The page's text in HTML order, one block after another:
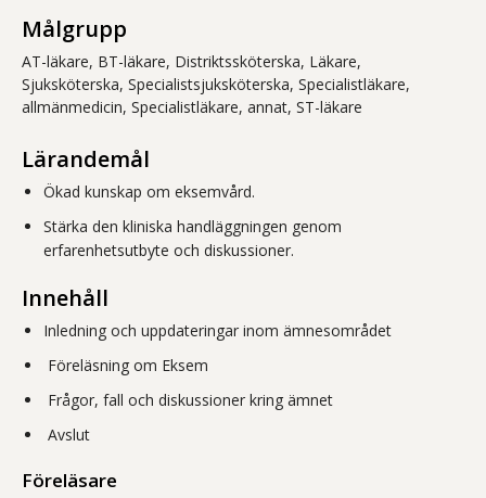
Målgrupp
AT-läkare, BT-läkare, Distriktssköterska, Läkare,
Sjuksköterska, Specialistsjuksköterska, Specialistläkare,
allmänmedicin, Specialistläkare, annat, ST-läkare
Lärandemål
Ökad kunskap om eksemvård.
Stärka den kliniska handläggningen genom
erfarenhetsutbyte och diskussioner.
Innehåll
Inledning och uppdateringar inom ämnesområdet
Föreläsning om Eksem
Frågor, fall och diskussioner kring ämnet
Avslut
Föreläsare